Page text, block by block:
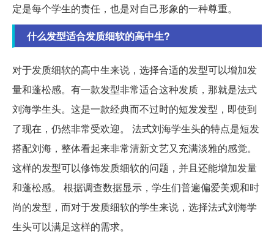
定是每个学生的责任，也是对自己形象的一种尊重。
什么发型适合发质细软的高中生?
对于发质细软的高中生来说，选择合适的发型可以增加发
量和蓬松感。有一款发型非常适合这种发质，那就是法式
刘海学生头。这是一款经典而不过时的短发发型，即使到
了现在，仍然非常受欢迎。 法式刘海学生头的特点是短发
搭配刘海，整体看起来非常清新文艺又充满淡雅的感觉。
这样的发型可以修饰发质细软的问题，并且还能增加发量
和蓬松感。 根据调查数据显示，学生们普遍偏爱美观和时
尚的发型，而对于发质细软的学生来说，选择法式刘海学
生头可以满足这样的需求。